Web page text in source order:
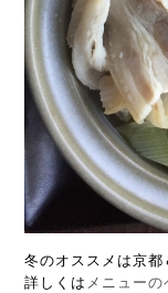
冬のオススメは京都
詳しくは メニューの